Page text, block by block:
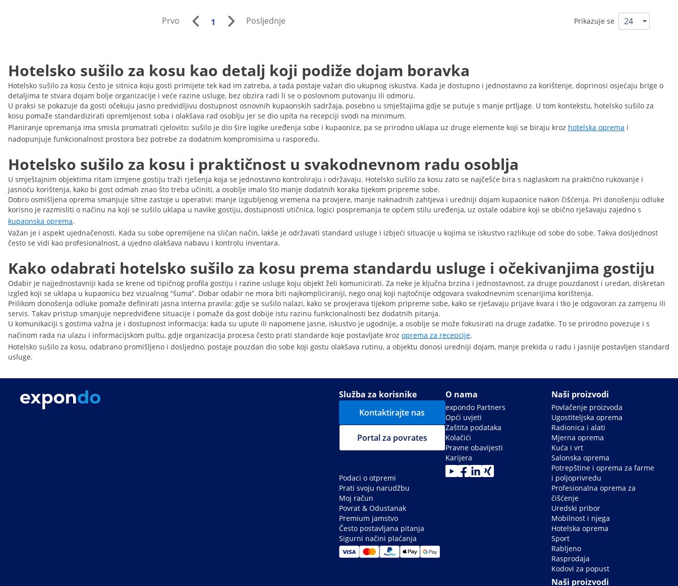
Prvo 1 Posljednje Prikazuje se
Hotelsko sušilo za kosu kao detalj koji podiže dojam boravka
Hotelsko sušilo za kosu često je sitnica koju gosti primijete tek kad im zatreba, a tada postaje važan dio ukupnog iskustva. Kada je dostupno i jednostavno za korištenje, doprinosi osjećaju brige o
detaljima te stvara dojam bolje organizacije i veće razine usluge, bez obzira radi li se o poslovnom putovanju ili odmoru.
U praksi se pokazuje da gosti očekuju jasno predvidljivu dostupnost osnovnih kupaonskih sadržaja, posebno u smještajima gdje se putuje s manje prtljage. U tom kontekstu, hotelsko sušilo za
kosu pomaže standardizirati opremljenost soba i olakšava rad osoblju jer se dio upita na recepciji svodi na minimum.
Planiranje opremanja ima smisla promatrati cjelovito: sušilo je dio šire logike uređenja sobe i kupaonice, pa se prirodno uklapa uz druge elemente koji se biraju kroz hotelska oprema i
nadopunjuje funkcionalnost prostora bez potrebe za dodatnim kompromisima u rasporedu.
Hotelsko sušilo za kosu i praktičnost u svakodnevnom radu osoblja
U smještajnim objektima ritam izmjene gostiju traži rješenja koja se jednostavno kontroliraju i održavaju. Hotelsko sušilo za kosu zato se najčešće bira s naglaskom na praktično rukovanje i
jasnoću korištenja, kako bi gost odmah znao što treba učiniti, a osoblje imalo što manje dodatnih koraka tijekom pripreme sobe.
Dobro osmišljena oprema smanjuje sitne zastoje u operativi: manje izgubljenog vremena na provjere, manje naknadnih zahtjeva i uredniji dojam kupaonice nakon čišćenja. Pri donošenju odluke
korisno je razmisliti o načinu na koji se sušilo uklapa u navike gostiju, dostupnosti utičnica, logici pospremanja te općem stilu uređenja, uz ostale odabire koji se obično rješavaju zajedno s
kupaonska oprema.
Važan je i aspekt ujednačenosti. Kada su sobe opremljene na sličan način, lakše je održavati standard usluge i izbjeći situacije u kojima se iskustvo razlikuje od sobe do sobe. Takva dosljednost
često se vidi kao profesionalnost, a ujedno olakšava nabavu i kontrolu inventara.
Kako odabrati hotelsko sušilo za kosu prema standardu usluge i očekivanjima gostiju
Odabir je najjednostavniji kada se krene od tipičnog profila gostiju i razine usluge koju objekt želi komunicirati. Za neke je ključna brzina i jednostavnost, za druge pouzdanost i uredan, diskretan
izgled koji se uklapa u kupaonicu bez vizualnog “šuma”. Dobar odabir ne mora biti najkompliciraniji, nego onaj koji najtočnije odgovara svakodnevnim scenarijima korištenja.
Prilikom donošenja odluke pomaže definirati jasna interna pravila: gdje se sušilo nalazi, kako se provjerava tijekom pripreme sobe, kako se rješavaju prijave kvara i tko je odgovoran za zamjenu ili
servis. Takav pristup smanjuje nepredviđene situacije i pomaže da gost dobije istu razinu funkcionalnosti bez dodatnih pitanja.
U komunikaciji s gostima važna je i dostupnost informacija: kada su upute ili napomene jasne, iskustvo je ugodnije, a osoblje se može fokusirati na druge zadatke. To se prirodno povezuje i s
načinom rada na ulazu i informacijskom pultu, gdje organizacija procesa često prati standarde koje postavljate kroz oprema za recepcije.
Hotelsko sušilo za kosu, odabrano promišljeno i dosljedno, postaje pouzdan dio sobe koji gostu olakšava rutinu, a objektu donosi uredniji dojam, manje prekida u radu i jasnije postavljen standard
usluge.
Služba za korisnike
Kontaktirajte nas
Portal za povrates
Podaci o otpremi
Prati svoju narudžbu
Moj račun
Povrat & Odustanak
Premium jamstvo
Često postavljana pitanja
Sigurni načini plaćanja
O nama
expondo Partners
Opći uvjeti
Zaštita podataka
Kolačići
Pravne obavijesti
Karijera
Naši proizvodi
Povlačenje proizvoda
Ugostiteljska oprema
Radionica i alati
Mjerna oprema
Kuća i vrt
Salonska oprema
Potrepštine i oprema za farme
i poljoprivredu
Profesionalna oprema za
čišćenje
Uredski pribor
Mobilnost i njega
Hotelska oprema
Sport
Rabljeno
Rasprodaja
Kodovi za popust
Naši proizvodi